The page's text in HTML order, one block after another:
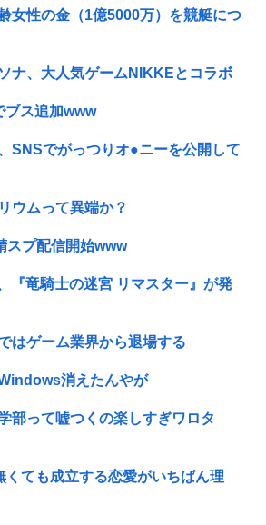
女性の金（1億5000万）を競艇につ
ナ、大人気ゲームNIKKEとコラボ
ブス追加www
SNSでがっつりオ●ニーを公開して
ウムって異端か？
スプ配信開始www
『竜騎士の迷宮 リマスター』が発
はゲーム業界から退場する
消えたんやが
部って嘘つくの楽しすぎワロタ
くても成立する恋愛がいちばん理